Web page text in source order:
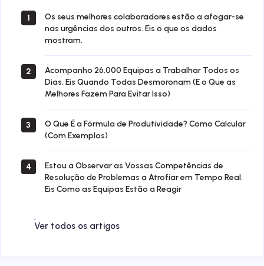
1
Os seus melhores colaboradores estão a afogar-se
nas urgências dos outros. Eis o que os dados
mostram.
2
Acompanho 26.000 Equipas a Trabalhar Todos os
Dias. Eis Quando Todas Desmoronam (E o Que as
Melhores Fazem Para Evitar Isso)
3
O Que É a Fórmula de Produtividade? Como Calcular
(Com Exemplos)
4
Estou a Observar as Vossas Competências de
Resolução de Problemas a Atrofiar em Tempo Real.
Eis Como as Equipas Estão a Reagir
Ver todos os artigos